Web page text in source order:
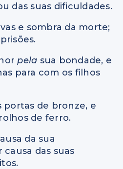
das suas dificuldades.
e sombra da morte;
pela sua bondade, e
para com os filhos
portas de bronze, e
de ferro.
da sua
das suas